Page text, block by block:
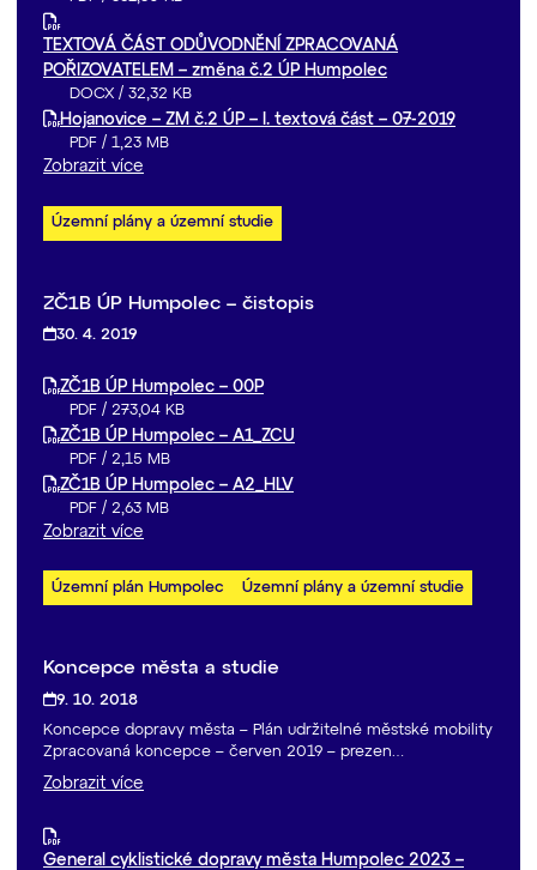
TEXTOVÁ ČÁST ODŮVODNĚNÍ ZPRACOVANÁ
POŘIZOVATELEM – změna č.2 ÚP Humpolec
DOCX / 32,32 KB
Hojanovice – ZM č.2 ÚP – I. textová část – 07-2019
PDF / 1,23 MB
Zobrazit více
Územní plány a územní studie
ZČ1B ÚP Humpolec – čistopis
30. 4. 2019
ZČ1B ÚP Humpolec – 00P
PDF / 273,04 KB
ZČ1B ÚP Humpolec – A1_ZCU
PDF / 2,15 MB
ZČ1B ÚP Humpolec – A2_HLV
PDF / 2,63 MB
Zobrazit více
Územní plán Humpolec Územní plány a územní studie
Koncepce města a studie
9. 10. 2018
Koncepce dopravy města – Plán udržitelné městské mobility
Zpracovaná koncepce – červen 2019 – prezen…
Zobrazit více
General cyklistické dopravy města Humpolec 2023 –